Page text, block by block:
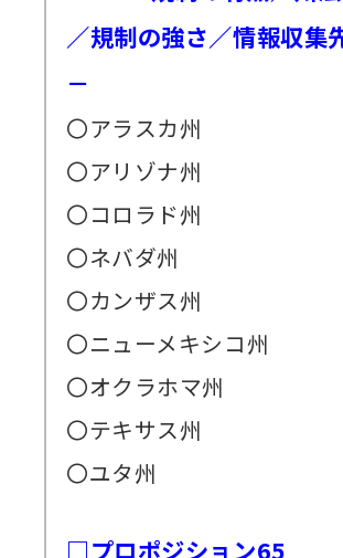
／規制の強さ／情報収集
－
〇アラスカ州
〇アリゾナ州
〇コロラド州
〇ネバダ州
〇カンザス州
〇ニューメキシコ州
〇オクラホマ州
〇テキサス州
〇ユタ州
□プロポジション65